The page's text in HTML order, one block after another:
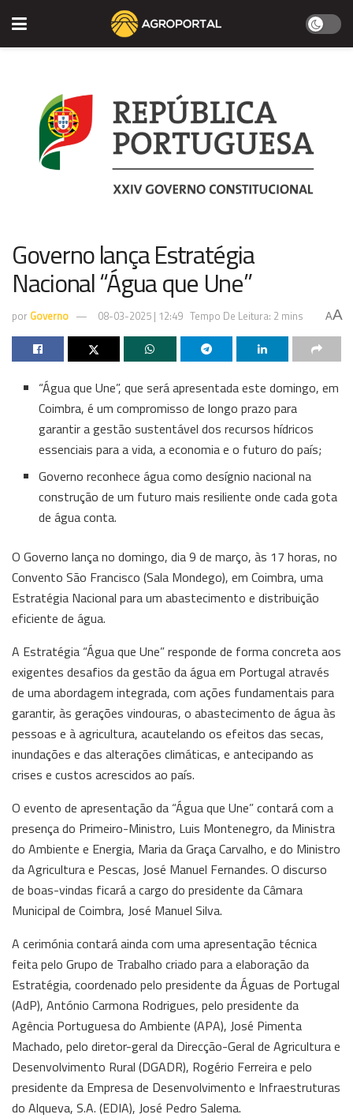
Governo lança Estratégia
Nacional “Água que Une”
por Governo 08-03-2025 | 12:49 Tempo De Leitura: 2 mins AA
“Água que Une”, que será apresentada este domingo, em
Coimbra, é um compromisso de longo prazo para
garantir a gestão sustentável dos recursos hídricos
essenciais para a vida, a economia e o futuro do país;
Governo reconhece água como desígnio nacional na
construção de um futuro mais resiliente onde cada gota
de água conta.
O Governo lança no domingo, dia 9 de março, às 17 horas, no
Convento São Francisco (Sala Mondego), em Coimbra, uma
Estratégia Nacional para um abastecimento e distribuição
eficiente de água.
A Estratégia “Água que Une” responde de forma concreta aos
exigentes desafios da gestão da água em Portugal através
de uma abordagem integrada, com ações fundamentais para
garantir, às gerações vindouras, o abastecimento de água às
pessoas e à agricultura, acautelando os efeitos das secas,
inundações e das alterações climáticas, e antecipando as
crises e custos acrescidos ao país.
O evento de apresentação da “Água que Une” contará com a
presença do Primeiro-Ministro, Luis Montenegro, da Ministra
do Ambiente e Energia, Maria da Graça Carvalho, e do Ministro
da Agricultura e Pescas, José Manuel Fernandes. O discurso
de boas-vindas ficará a cargo do presidente da Câmara
Municipal de Coimbra, José Manuel Silva.
A cerimónia contará ainda com uma apresentação técnica
feita pelo Grupo de Trabalho criado para a elaboração da
Estratégia, coordenado pelo presidente da Águas de Portugal
(AdP), António Carmona Rodrigues, pelo presidente da
Agência Portuguesa do Ambiente (APA), José Pimenta
Machado, pelo diretor-geral da Direcção-Geral de Agricultura e
Desenvolvimento Rural (DGADR), Rogério Ferreira e pelo
presidente da Empresa de Desenvolvimento e Infraestruturas
do Alqueva, S.A. (EDIA), José Pedro Salema.